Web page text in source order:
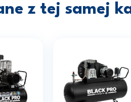
z tej samej